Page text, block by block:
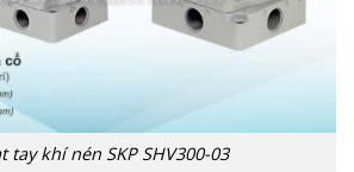
tay khí nén SKP SHV300-03